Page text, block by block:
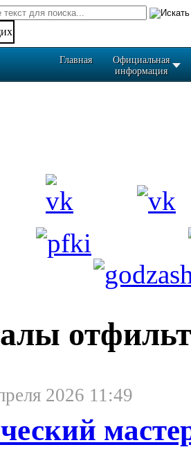
Главная
Официальная
информация
2026 11:49